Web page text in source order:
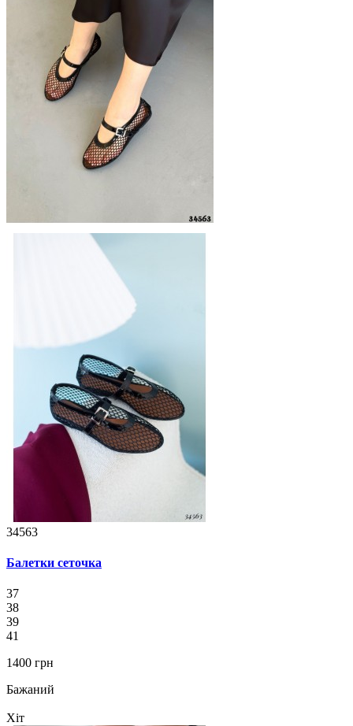
34563
Балетки сеточка
37
38
39
41
1400 грн
Бажаний
Хіт